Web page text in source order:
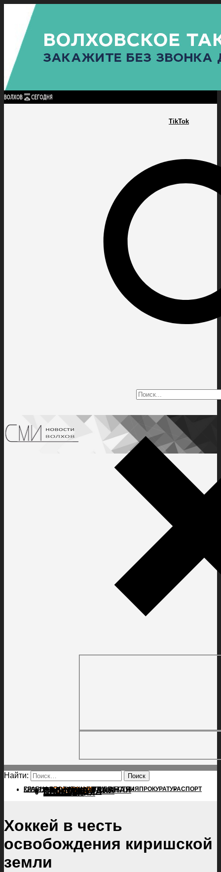
TikTok
Найти:
ГЛАВНАЯПОЛИТИКАПРОИСШЕСТВИЯ ПРОКУРАТУРАСПОРТ
КУЛЬТУРАПОСЕЛЕНИЯГЛАВНАЯ
ПОЛИТИКА
ПРОИСШЕСТВИЯ
ПРОКУРАТУРА
СПОРТ
КУЛЬТУРА
ПОСЕЛЕНИЯ
Найти:
ГЛАВНАЯ ПОЛИТИКАПРОИСШЕСТВИЯ ПРОКУРАТУРАСПОРТ
ПОЛИТИКА
КУЛЬТУРА
ПОСЕЛЕНИЯ
Хоккей в честь
освобождения киришской
земли